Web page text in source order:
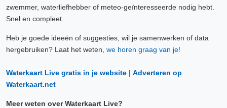
zwemmer, waterliefhebber of meteo-geïnteresseerde nodig hebt.
Snel en compleet.
Heb je goede ideeën of suggesties, wil je samenwerken of data
hergebruiken? Laat het weten, we horen graag van je!
Waterkaart Live gratis in je website | Adverteren op
Waterkaart.net
Meer weten over Waterkaart Live?